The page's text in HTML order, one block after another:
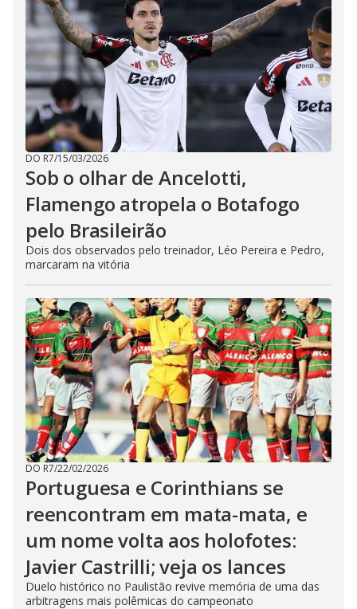
DO R7/15/03/2026
Sob o olhar de Ancelotti,
Flamengo atropela o Botafogo
pelo Brasileirão
Dois dos observados pelo treinador, Léo Pereira e Pedro,
marcaram na vitória
DO R7/22/02/2026
Portuguesa e Corinthians se
reencontram em mata-mata, e
um nome volta aos holofotes:
Javier Castrilli; veja os lances
Duelo histórico no Paulistão revive memória de uma das
arbitragens mais polêmicas do campeonato